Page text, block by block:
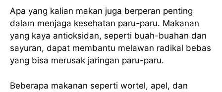
Apa yang kalian makan juga berperan penting
dalam menjaga kesehatan paru-paru. Makanan
yang kaya antioksidan, seperti buah-buahan dan
sayuran, dapat membantu melawan radikal bebas
yang bisa merusak jaringan paru-paru.
Beberapa makanan seperti wortel, apel, dan